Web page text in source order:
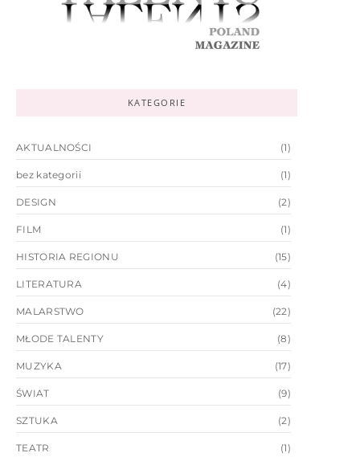
KATEGORIE
AKTUALNOŚCI (1)
bez kategorii (1)
DESIGN (2)
FILM (1)
HISTORIA REGIONU (15)
LITERATURA (4)
MALARSTWO (22)
MŁODE TALENTY (8)
MUZYKA (17)
ŚWIAT (9)
SZTUKA (2)
TEATR (1)